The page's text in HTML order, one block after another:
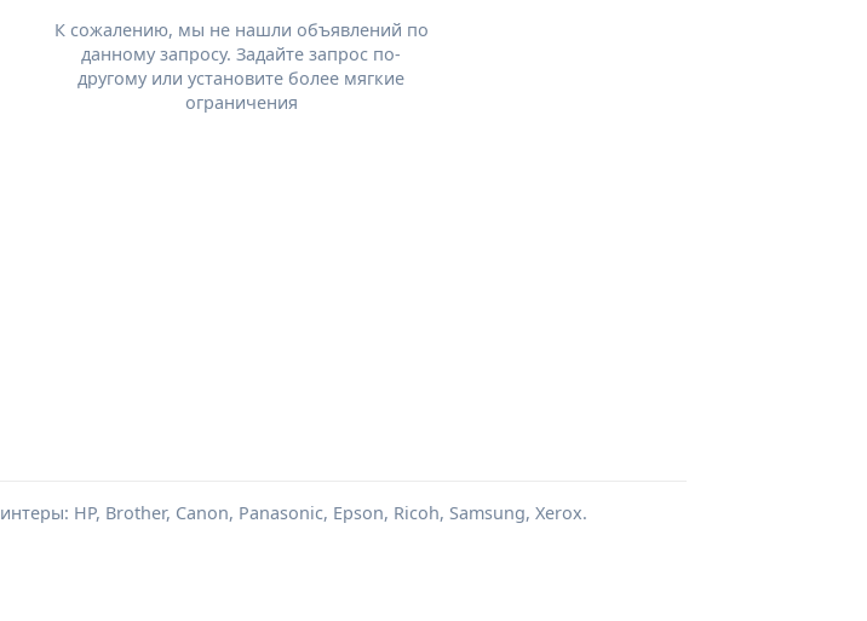
К сожалению, мы не нашли объявлений по
данному запросу. Задайте запрос по-
другому или установите более мягкие
ограничения
HP, Brother, Canon, Panasonic, Epson, Ricoh, Samsung, Xerox.